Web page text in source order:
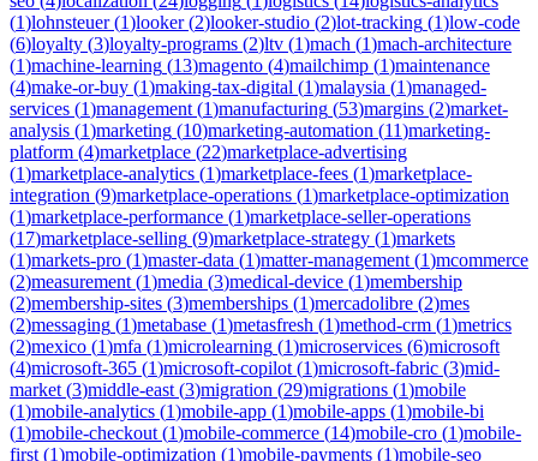
(1)lohnsteuer(1)looker(2)looker-studio (2)lot-tracking (1)low-code
(6)loyalty (3)loyalty-programs (2)ltv (1)mach (1)mach-architecture
(1)machine-learning (13)magento (4)mailchimp (1)maintenance
(4)make-or-buy (1)making-tax-digital (1)malaysia (1)managed-
services (1)management (1)manufacturing (53)margins (2)market-
analysis (1)marketing (10)marketing-automation (11)marketing-
platform (4)marketplace (22)marketplace-advertising
(1)marketplace-analytics (1)marketplace-fees (1)marketplace-
integration (9)marketplace-operations (1)marketplace-optimization
(1)marketplace-performance (1)marketplace-seller-operations
(17)marketplace-selling (9)marketplace-strategy (1)markets
(1)markets-pro (1)master-data (1)matter-management (1)mcommerce
(2)measurement (1)media (3)medical-device (1)membership
(2)membership-sites (3)memberships (1)mercadolibre (2)mes
(2)messaging (1)metabase (1)metasfresh (1)method-crm (1)metrics
(2)mexico (1)mfa (1)microlearning (1)microservices (6)microsoft
(4)microsoft-365 (1)microsoft-copilot (1)microsoft-fabric (3)mid-
market (3)middle-east (3)migration (29)migrations (1)mobile
(1)mobile-analytics (1)mobile-app (1)mobile-apps (1)mobile-bi
(1)mobile-checkout (1)mobile-commerce (14)mobile-cro (1)mobile-
first (1)mobile-optimization (1)mobile-payments (1)mobile-seo